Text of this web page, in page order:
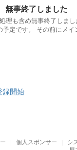
無事終了しました
理も含め無事終了しま
予定です。 その前にメイ
録開始
個人スポンサー シ